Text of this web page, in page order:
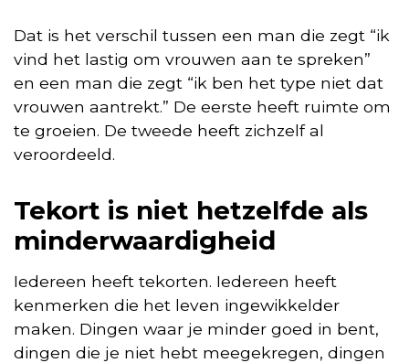
Dat is het verschil tussen een man die zegt “ik
vind het lastig om vrouwen aan te spreken”
en een man die zegt “ik ben het type niet dat
vrouwen aantrekt.” De eerste heeft ruimte om
te groeien. De tweede heeft zichzelf al
veroordeeld.
Tekort is niet hetzelfde als
minderwaardigheid
Iedereen heeft tekorten. Iedereen heeft
kenmerken die het leven ingewikkelder
maken. Dingen waar je minder goed in bent,
dingen die je niet hebt meegekregen, dingen